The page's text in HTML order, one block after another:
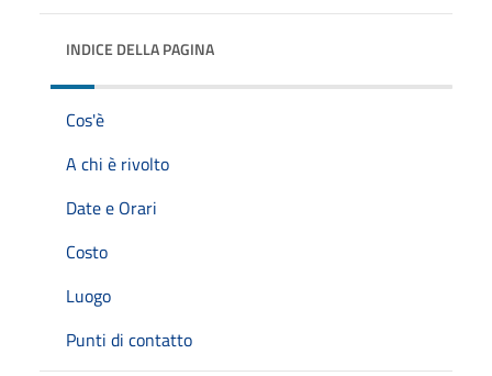
INDICE DELLA PAGINA
Cos'è
A chi è rivolto
Date e Orari
Costo
Luogo
Punti di contatto